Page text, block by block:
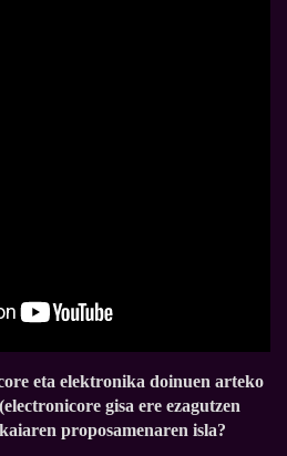
eta elektronika doinuen arteko
gisa ere ezagutzen
proposamenaren isla?